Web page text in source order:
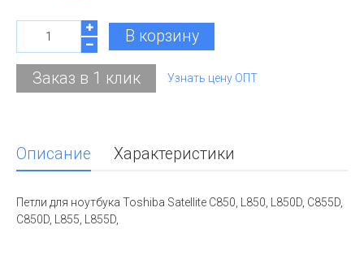
В корзину
Заказ в 1 клик Узнать цену ОПТ
Описание Характеристики
Петли для ноутбука Toshiba Satellite C850, L850, L850D, C855D,
C850D, L855, L855D,